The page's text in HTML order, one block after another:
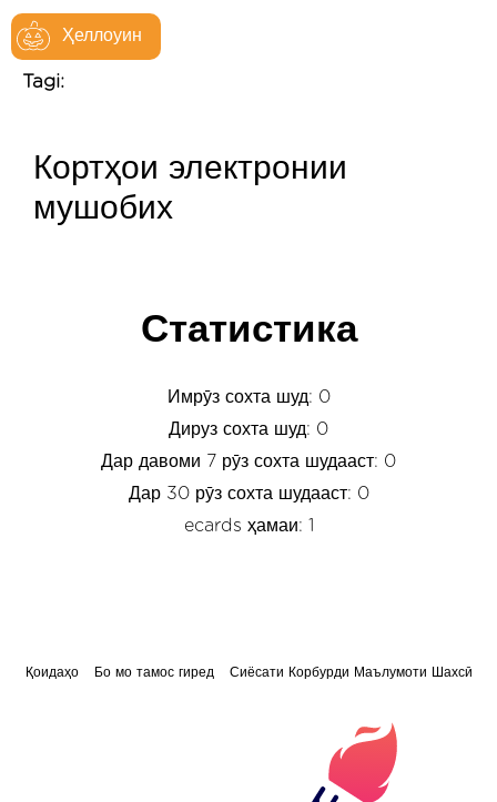
Ҳеллоуин
Tagi:
Кортҳои электронии
мушобих
Статистика
Имрӯз сохта шуд: 0
Дируз сохта шуд: 0
Дар давоми 7 рӯз сохта шудааст: 0
Дар 30 рӯз сохта шудааст: 0
ecards ҳамаи: 1
Қоидаҳо Бо мо тамос гиред Сиёсати Корбурди Маълумоти Шахсӣ